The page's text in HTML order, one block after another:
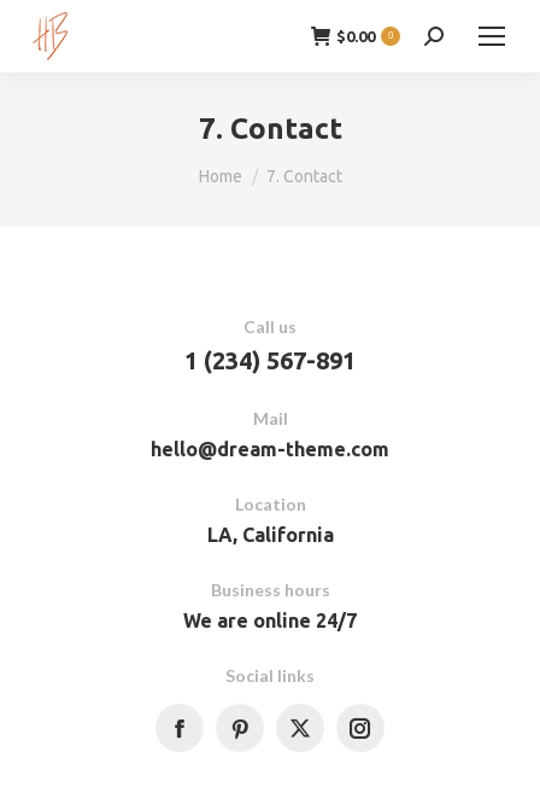
$0.00 0 Zoeken:
7. Contact
Je bent hier:
Home 7. Contact
Call us
1 (234) 567-891
Mail
hello@dream-theme.com
Location
LA, California
Business hours
We are online 24/7
Social links
Facebook